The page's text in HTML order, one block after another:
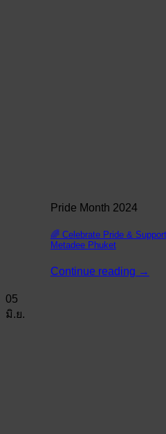
Pride Month 2024
🌈 Celebrate Pride &
Metadee Phuket
Continue reading →
05
มิ.ย.